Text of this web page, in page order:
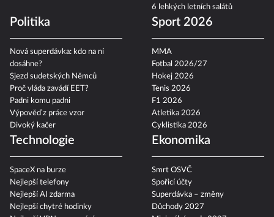
6 lehkých letních salátů
Politika
Nová superdávka: kdo na ní
dosáhne?
Sjezd sudetských Němců
Proč vláda zavádí EET?
Padni komu padni
Výpověď z práce vzor
Divoký kačer
Sport 2026
MMA
Fotbal 2026/27
Hokej 2026
Tenis 2026
F1 2026
Atletika 2026
Cyklistika 2026
Technologie
SpaceX na burze
Nejlepší telefony
Nejlepší AI zdarma
Nejlepší chytré hodinky
Ekonomika
Smrt OSVČ
Spořicí účty
Superdávka – změny
Důchody 2027